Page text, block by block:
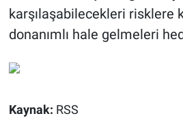
karşılaşabilecekleri risklere
donanımlı hale gelmeleri
Kaynak: RSS